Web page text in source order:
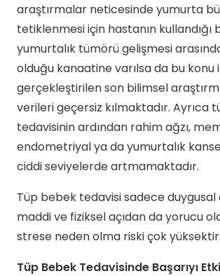
araştırmalar neticesinde yumurta
tetiklenmesi için hastanın kullandığı
yumurtalık tümörü gelişmesi
olduğu kanaatine varılsa da bu konu
gerçekleştirilen son bilimsel
verileri geçersiz kılmaktadır. Ayrıca
tedavisinin ardından rahim ağzı,
endometriyal ya da yumurtalık
ciddi seviyelerde artmamaktadır.
Tüp bebek tedavisi sadece duygusal
maddi ve fiziksel açıdan da yorucu
strese neden olma riski çok yüksektir.
Tüp Bebek Tedavisinde Başarıyı